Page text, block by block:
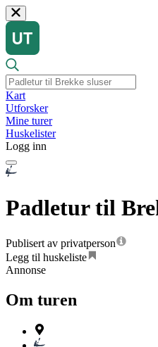
Kart
Utforsker
Mine turer
Huskelister
Logg inn
Padletur til
Publisert av privatperson
Legg til huskeliste
Annonse
Om turen